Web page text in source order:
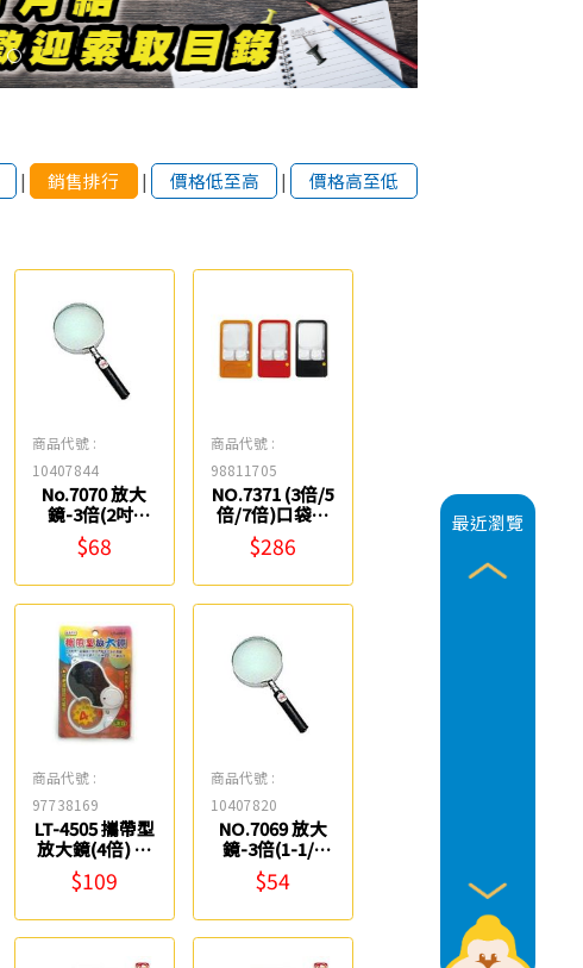
最近瀏覽
| 銷售排行 | 價格低至高 | 價格高至低
商品代號 :
10407844
No.7070 放大
鏡-3倍(2吋)
Life
$68
商品代號 :
98811705
NO.7371 (3倍/5
倍/7倍)口袋型
照明放大鏡 Life
$286
商品代號 :
97738169
LT-4505 攜帶型
放大鏡(4倍) 雷
鳥
$109
商品代號 :
10407820
NO.7069 放大
鏡-3倍(1-1/2
吋) Life
$54